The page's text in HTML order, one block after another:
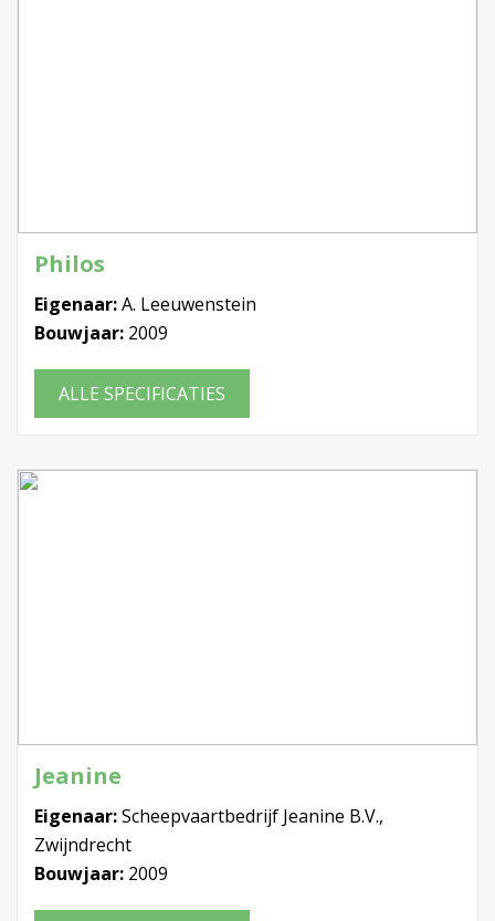
Philos
Eigenaar:A. Leeuwenstein
Bouwjaar: 2009
ALLE SPECIFICATIES
Jeanine
Eigenaar:Scheepvaartbedrijf Jeanine B.V.,
Zwijndrecht
Bouwjaar: 2009